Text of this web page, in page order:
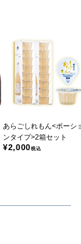
あらごしれもん<ポーシ
ンタイプ>2箱セット
¥2,000税込